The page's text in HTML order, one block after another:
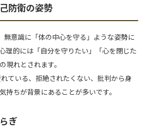
防衛の姿勢
無意識に「体の中心を守る」ような姿勢に
理的には「自分を守りたい」「心を閉じた
現れとされます。
ている、拒絶されたくない、批判から身
持ちが背景にあることが多いです。
ぎ